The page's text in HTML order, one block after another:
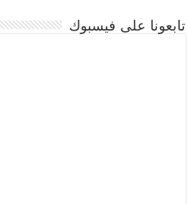
تابعونا على فيسبوك